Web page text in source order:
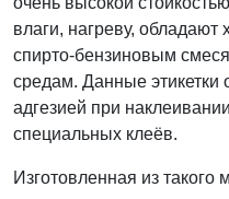
влаги, нагреву, обладают
спирто-бензиновым
средам. Данные этикетки
адгезией при
специальных клеёв.
Изготовленная из такого